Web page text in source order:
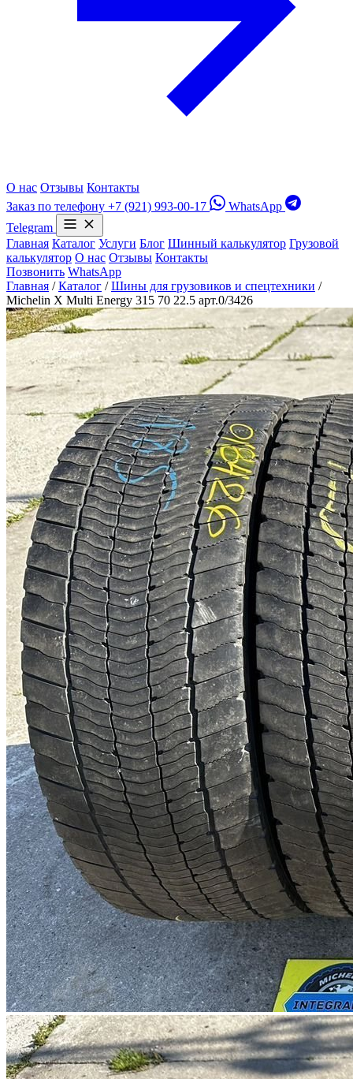
О нас Отзывы Контакты
Заказ по телефону +7 (921) 993-00-17
WhatsApp
Telegram
Главная Каталог Услуги Блог Шинный калькулятор Грузовой
калькулятор О нас Отзывы Контакты
Позвонить WhatsApp
Главная / Каталог / Шины для грузовиков и спецтехники /
Michelin X Multi Energy 315 70 22.5 арт.0/3426